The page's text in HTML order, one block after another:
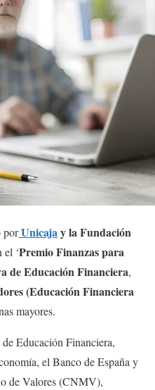
porUnicajay la Fundación
el ‘Premio Finanzas para
de Educación Financiera,
(Educación Financiera
mayores.
Educación Financiera,
el Banco de España y
de Valores (CNMV),